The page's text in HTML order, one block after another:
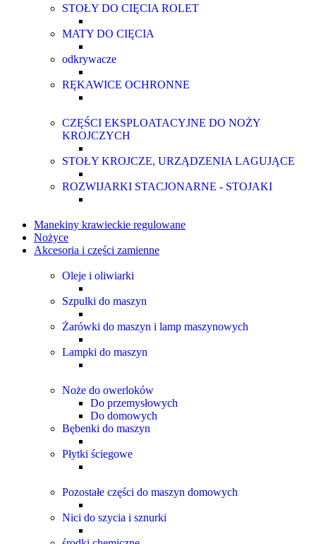
STOŁY DO CIĘCIA ROLET
MATY DO CIĘCIA
odkrywacze
RĘKAWICE OCHRONNE
CZĘŚCI EKSPLOATACYJNE DO NOŻY
KROJCZYCH
STOŁY KROJCZE, URZĄDZENIA LAGUJĄCE
ROZWIJARKI STACJONARNE - STOJAKI
Manekiny krawieckie regulowane
Nożyce
Akcesoria i części zamienne
Oleje i oliwiarki
Szpulki do maszyn
Żarówki do maszyn i lamp maszynowych
Lampki do maszyn
Noże do owerloków
Do przemysłowych
Do domowych
Bębenki do maszyn
Płytki ściegowe
Pozostałe części do maszyn domowych
Nici do szycia i sznurki